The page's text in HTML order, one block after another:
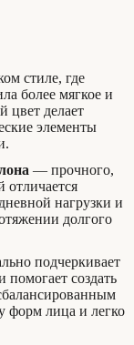
стиле, где
более мягкое и
цвет делает
элементы
— прочного,
отличается
нагрузки и
долгого
подчеркивает
помогает создать
форм лица и легко